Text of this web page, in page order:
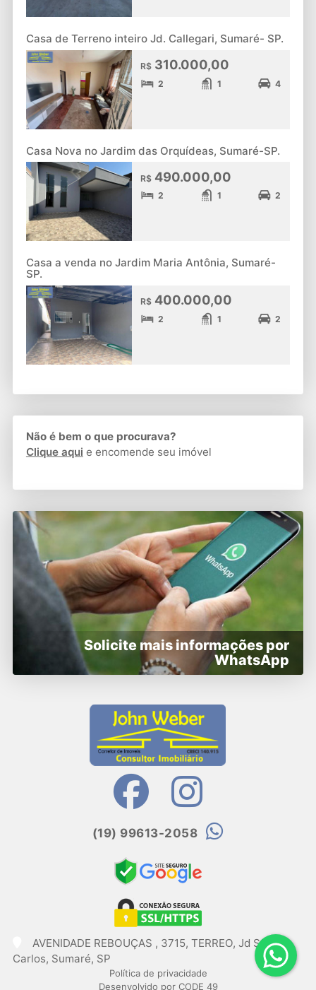
Casa de Terreno inteiro Jd. Callegari, Sumaré- SP.
R$310.000,00
2 1 4
Casa Nova no Jardim das Orquídeas, Sumaré-SP.
R$490.000,00
2 1 2
Casa a venda no Jardim Maria Antônia, Sumaré-
SP.
R$400.000,00
2 1 2
Não é bem o que procurava?
Clique aqui e encomende seu imóvel
Solicite mais informações por
WhatsApp
(19) 99613-2058
AVENIDADE REBOUÇAS , 3715, TERREO, Jd São
Carlos, Sumaré, SP
Política de privacidade
Desenvolvido por CODE 49